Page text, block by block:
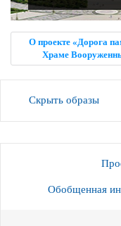
О проекте «Дорога
Храме
Скрыть образы
Обобщенная